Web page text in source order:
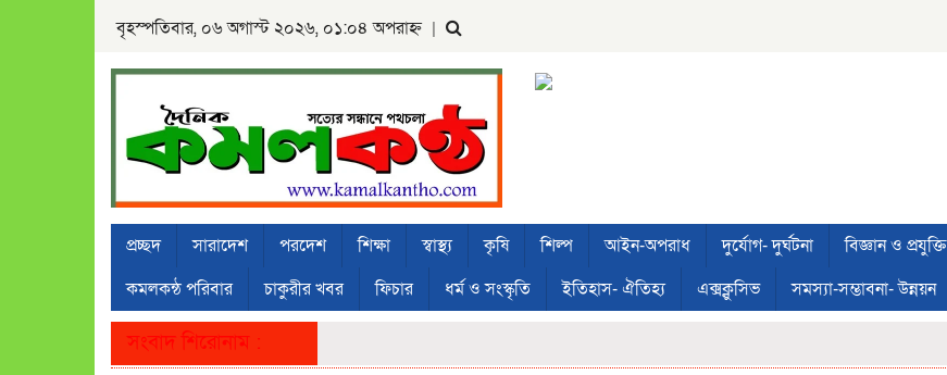
বৃহস্পতিবার, ০৬ অগাস্ট ২০২৬, ০১:০৪ অপরাহ্ন |
প্রচ্ছদ সারাদেশ পরদেশ শিক্ষা স্বাস্থ্য কৃষি শিল্প আইন-অপরাধ দুর্যোগ- দুর্ঘটনা বিজ্ঞান ও প্রযুক্তি
কমলকন্ঠ পরিবার
চাকুরীর খবর ফিচার ধর্ম ও সংস্কৃতি ইতিহাস- ঐতিহ্য এক্সক্লুসিভ সমস্যা-সম্ভাবনা- উন্নয়ন
সংবাদ শিরোনাম :